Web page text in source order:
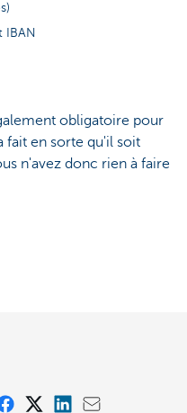
IBAN
obligatoire pour
fait en sorte qu'il soit
n'avez donc rien à faire